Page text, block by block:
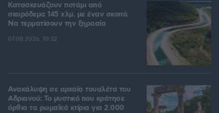
Κατασκευάζουν ποτάμι από
σκυρόδεμα 145 χλμ. με έναν σκοπό:
Να τερματίσουν την ξηρασία
07.08.2026, 10:32
Ανακάλυψη σε αρχαία τουαλέτα του
Αδριανού: Το μυστικό που κράτησε
όρθια τα ρωμαϊκά κτίρια για 2.000